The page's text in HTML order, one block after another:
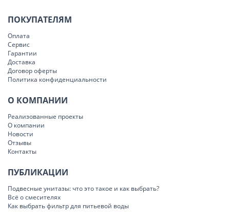
ПОКУПАТЕЛЯМ
Оплата
Сервис
Гарантии
Доставка
Договор оферты
Политика конфиденциальности
О КОМПАНИИ
Реализованные проекты
О компании
Новости
Отзывы
Контакты
ПУБЛИКАЦИИ
Подвесные унитазы: что это такое и как выбрать?
Всё о смесителях
Как выбрать фильтр для питьевой воды